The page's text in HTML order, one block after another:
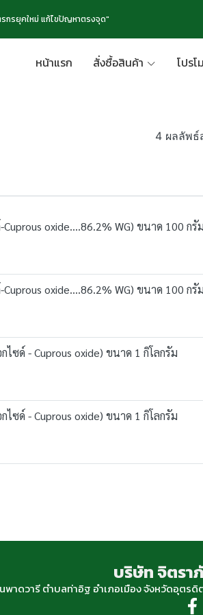
กรยุคใหม่ แก้ไขปัญหาตรงจุด"
หน้าแรก สั่งซื้อสินค้า โปรโ
4 ผลลัพธ์
oxide....86.2% WG) ขนาด 100 กรัม
oxide....86.2% WG) ขนาด 100 กรัม
ซด์ - Cuprous oxide) ขนาด 1 กิโลกรัม
ซด์ - Cuprous oxide) ขนาด 1 กิโลกรัม
บริษัท จิตรา
พาดวารี ตำบลท่าอิฐ อำเภอเมือง จังหวัดอุต